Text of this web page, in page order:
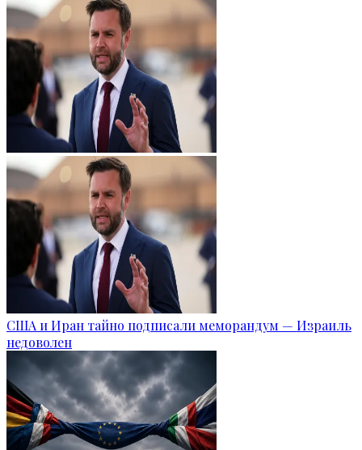
США и Иран тайно подписали меморандум — Израиль
недоволен